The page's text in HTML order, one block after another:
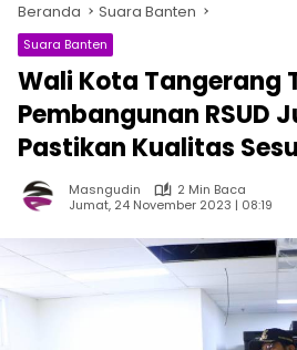
Beranda Suara Banten
Suara Banten
Wali Kota Tangerang
Pembangunan RSUD
Pastikan Kualitas
Masngudin
2 Min Baca
Jumat, 24 November 2023 | 08:19